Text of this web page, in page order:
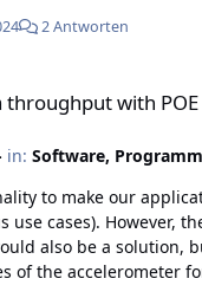
2 Antworten
with
in: Software,
make our application
use cases).
solution, but I understood that
of the accelerometer